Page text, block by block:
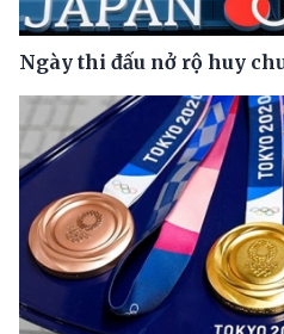
Ngày thi đấu nở rộ huy